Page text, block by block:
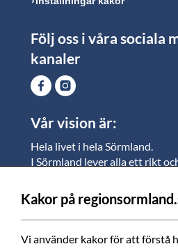
Följ oss i våra sociala
kanaler
Vår vision är:
Hela livet i hela Sörmland.
I Sörmland lever alla ett rikt
medarbetare och invånare att
Vi är en tillgänglig region som
livskvaliteten för alla som bor
Kakor på
Vi använder kakor för att förstå